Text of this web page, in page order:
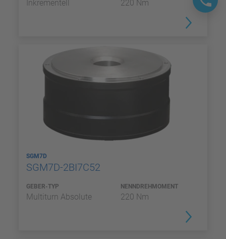
Inkrementell 220 Nm
SGM7D
SGM7D-2BI7C52
GEBER-TYP
Multiturn Absolute
NENNDREHMOMENT
220 Nm